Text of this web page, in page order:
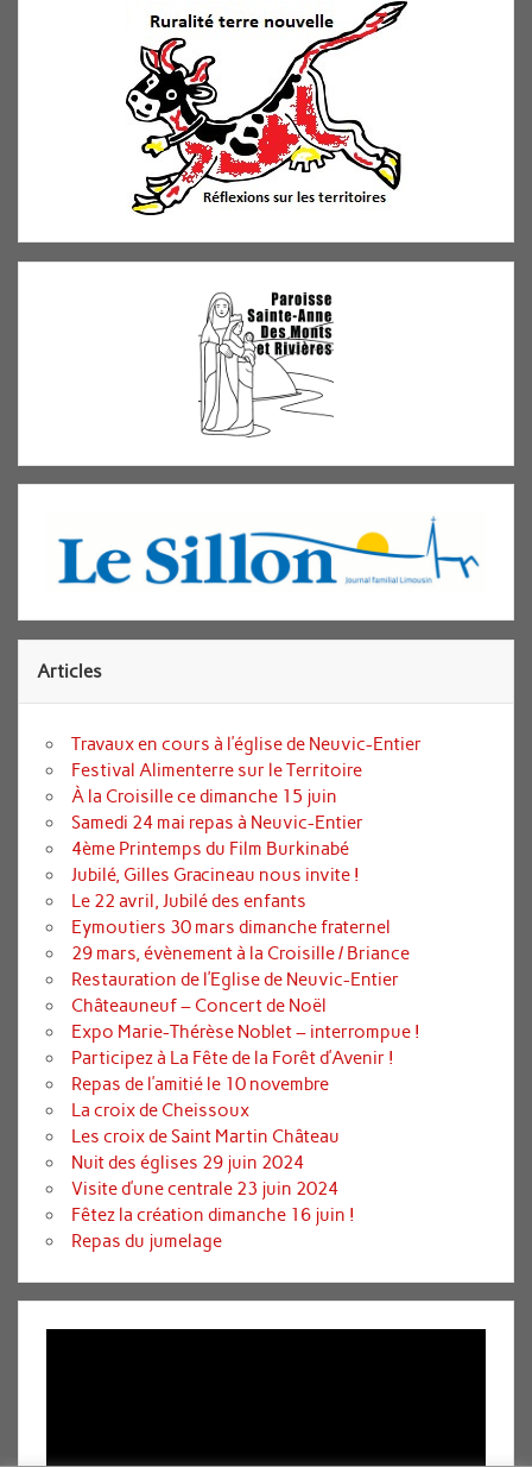
Articles
Travaux en cours à l’église de Neuvic-Entier
Festival Alimenterre sur le Territoire
À la Croisille ce dimanche 15 juin
Samedi 24 mai repas à Neuvic-Entier
4ème Printemps du Film Burkinabé
Jubilé, Gilles Gracineau nous invite !
Le 22 avril, Jubilé des enfants
Eymoutiers 30 mars dimanche fraternel
29 mars, évènement à la Croisille / Briance
Restauration de l’Eglise de Neuvic-Entier
Châteauneuf – Concert de Noël
Expo Marie-Thérèse Noblet – interrompue !
Participez à La Fête de la Forêt d’Avenir !
Repas de l’amitié le 10 novembre
La croix de Cheissoux
Les croix de Saint Martin Château
Nuit des églises 29 juin 2024
Visite d’une centrale 23 juin 2024
Fêtez la création dimanche 16 juin !
Repas du jumelage
Lecteur